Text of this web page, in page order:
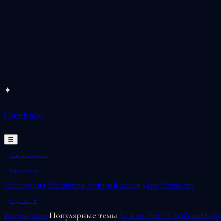
Перейти
содержимому
✦
Omnivatic
☰
Совместимость
Гороскоп ▾
На сегодня На завтраЛунный календарь Новости
Гадания ▾
Все гаданияПопулярные темыДа или НетНа любовьНа